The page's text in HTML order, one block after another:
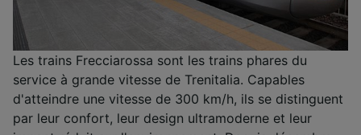
Les trains Frecciarossa sont les trains phares du
service à grande vitesse de Trenitalia. Capables
d'atteindre une vitesse de 300 km/h, ils se distinguent
par leur confort, leur design ultramoderne et leur